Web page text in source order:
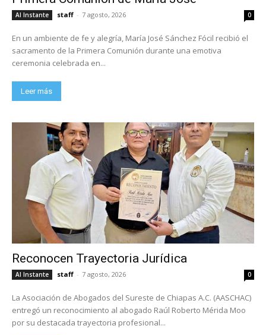
Al Instante staff - 7 agosto, 2026 0
En un ambiente de fe y alegría, María José Sánchez Fócil recibió el
sacramento de la Primera Comunión durante una emotiva
ceremonia celebrada en...
Leer más
Reconocen Trayectoria Jurídica
Al Instante staff - 7 agosto, 2026 0
La Asociación de Abogados del Sureste de Chiapas A.C. (AASCHAC)
entregó un reconocimiento al abogado Raúl Roberto Mérida Moo
por su destacada trayectoria profesional...